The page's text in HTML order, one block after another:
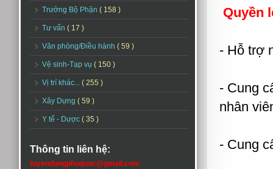
Trưởng Bộ Phận ( 158 )
Tư vấn ( 17 )
Văn phòng/Điều hành ( 59 )
Vệ sinh-Tạp vụ ( 150 )
Vị trí khác... ( 255 )
Xây Dựng ( 59 )
Y tế - Dược ( 35 )
Thông tin liên hệ:
tuyendungphuquoc@gmail.com
Quyền
- Hỗ trợ
- Cung
nhân
- Cung